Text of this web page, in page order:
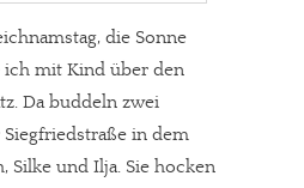
die Sonne
ich mit Kind über den
Da buddeln zwei
in dem
Silke und Ilja. Sie hocken